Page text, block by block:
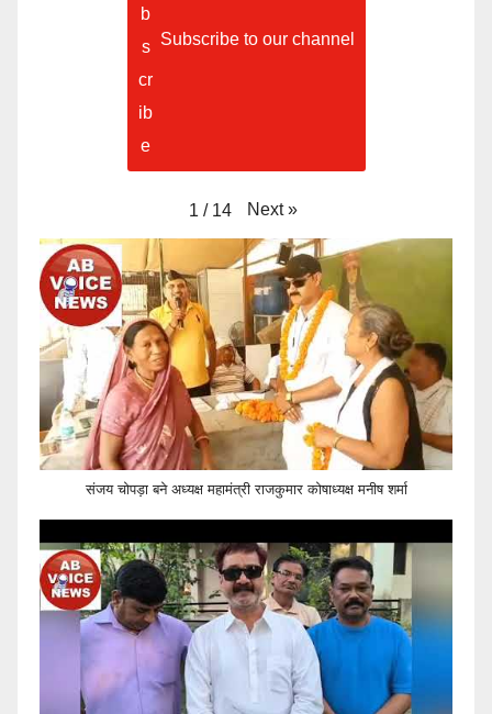
Subscribe to our channel
1 / 14 Next »
संजय चोपड़ा बने अध्यक्ष महामंत्री राजकुमार कोषाध्यक्ष मनीष शर्मा